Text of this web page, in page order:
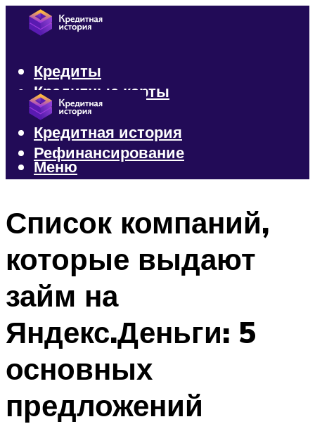
Кредиты
Кредитные карты
Микрозаймы
Кредитная история
Рефинансирование
Меню
Список компаний,
которые выдают
займ на
Яндекс.Деньги: 5
основных
предложений